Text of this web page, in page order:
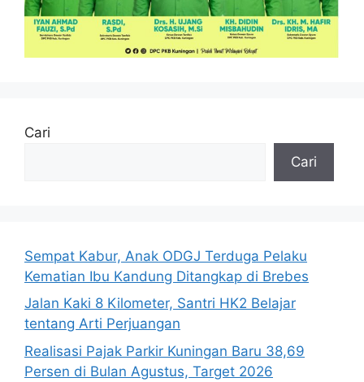
Cari
Cari
Sempat Kabur, Anak ODGJ Terduga Pelaku
Kematian Ibu Kandung Ditangkap di Brebes
Jalan Kaki 8 Kilometer, Santri HK2 Belajar
tentang Arti Perjuangan
Realisasi Pajak Parkir Kuningan Baru 38,69
Persen di Bulan Agustus, Target 2026